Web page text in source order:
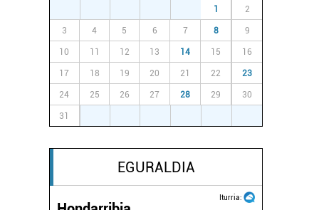
1 2
3 4 5 6 7 8 9
10 11 12 13 14 15 16
17 18 19 20 21 22 23
24 25 26 27 28 29 30
31
EGURALDIA
Iturria: